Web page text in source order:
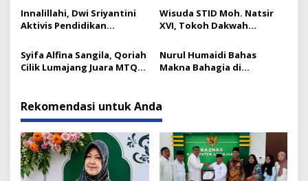
Innalillahi, Dwi Sriyantini
Aktivis Pendidikan
Wisuda STID Moh. Natsir
XVI, Tokoh Dakwah
Kaderisasi
Syifa Alfina Sangila, Qoriah
Cilik Lumajang Juara MTQ
Nurul Humaidi Bahas
Makna Bahagia di
Rekomendasi untuk Anda